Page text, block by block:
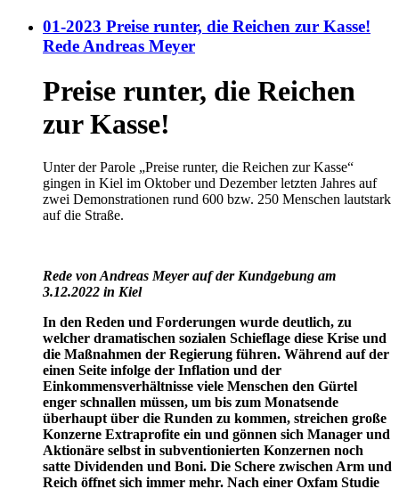
01-2023 Preise runter, die Reichen zur Kasse!
Rede Andreas Meyer
Preise runter, die Reichen
zur Kasse!
Unter der Parole „Preise runter, die Reichen zur Kasse“
gingen in Kiel im Oktober und Dezember letzten Jahres auf
zwei Demonstrationen rund 600 bzw. 250 Menschen lautstark
auf die Straße.
Rede von Andreas Meyer auf der Kundgebung am
3.12.2022 in Kiel
In den Reden und Forderungen wurde deutlich, zu
welcher dramatischen sozialen Schieflage diese Krise und
die Maßnahmen der Regierung führen. Während auf der
einen Seite infolge der Inflation und der
Einkommensverhältnisse viele Menschen den Gürtel
enger schnallen müssen, um bis zum Monatsende
überhaupt über die Runden zu kommen, streichen große
Konzerne Extraprofite ein und gönnen sich Manager und
Aktionäre selbst in subventionierten Konzernen noch
satte Dividenden und Boni. Die Schere zwischen Arm und
Reich öffnet sich immer mehr. Nach einer Oxfam Studie